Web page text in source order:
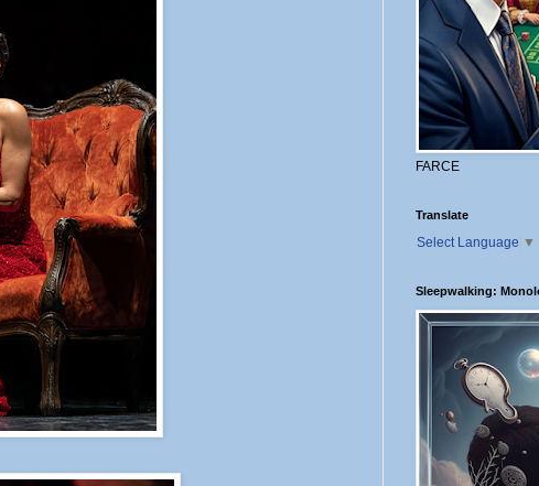
FARCE
Translate
Select Language ▼
Sleepwalking: